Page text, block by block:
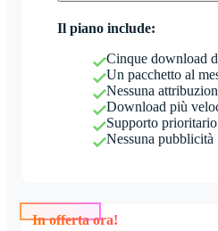
Il piano include:
Cinque download
Un pacchetto al
Nessuna
Download più
Supporto prioritario
Nessuna pubblicità